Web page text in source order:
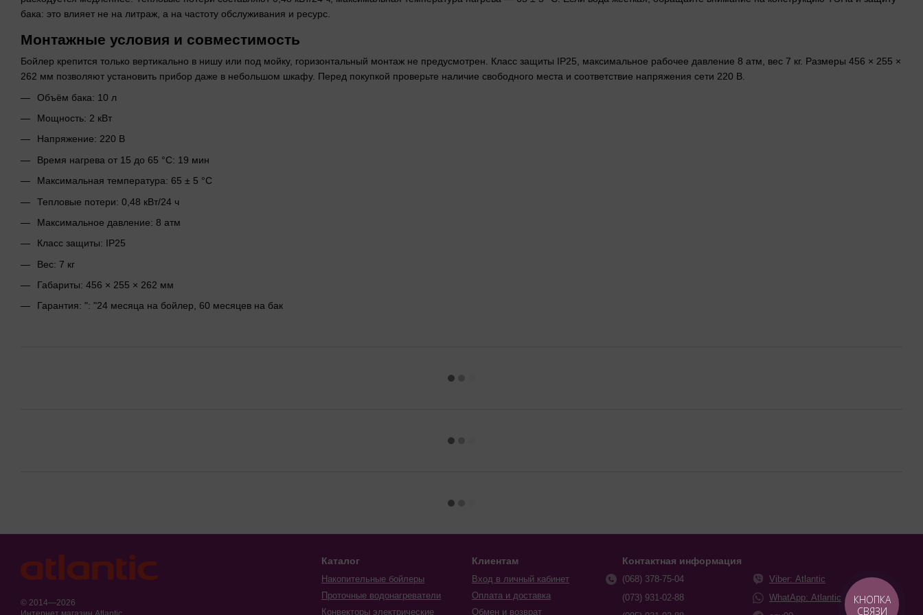
бака: это влияет не на литраж, а на частоту обслуживания и ресурс.
Монтажные условия и совместимость
Бойлер крепится только вертикально в нишу или под мойку, горизонтальный монтаж не предусмотрен. Класс защиты IP25, максимальное рабочее давление 8 атм, вес 7 кг. Размеры 456 × 255 ×
262 мм позволяют установить прибор даже в небольшом шкафу. Перед покупкой проверьте наличие свободного места и соответствие напряжения сети 220 В.
Объём бака: 10 л
Мощность: 2 кВт
Напряжение: 220 В
Время нагрева от 15 до 65 °C: 19 мин
Максимальная температура: 65 ± 5 °C
Тепловые потери: 0,48 кВт/24 ч
Максимальное давление: 8 атм
Класс защиты: IP25
Вес: 7 кг
Габариты: 456 × 255 × 262 мм
Гарантия: ": "24 месяца на бойлер, 60 месяцев на бак
© 2014—2026
Каталог
Накопительные бойлеры
Проточные водонагреватели
Конвекторы электрические
Клиентам
Вход в личный кабинет
Оплата и доставка
Обмен и возврат
Контактная информация
(068) 378-75-04
(073) 931-02-88
Viber: Atlantic
WhatApp: Atlantic
КНОПКА
СВЯЗИ